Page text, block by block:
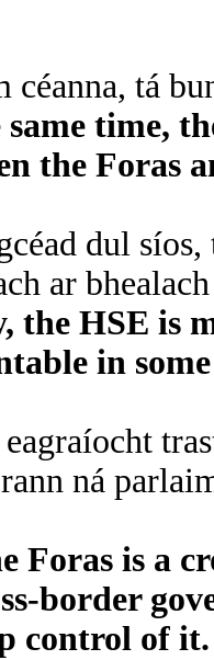
céanna, tá
time,
the Foras
dul
ar
the HSE is
in
ná
Foras is a
border
control of it.